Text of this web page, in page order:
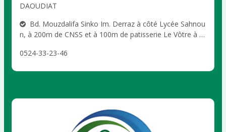
DAOUDIAT
Bd. Mouzdalifa Sinko Im. Derraz à côté Lycée Sahnou
n, à 200m de CNSS et à 100m de patisserie Le Vôtre à c
0524-33-23-46